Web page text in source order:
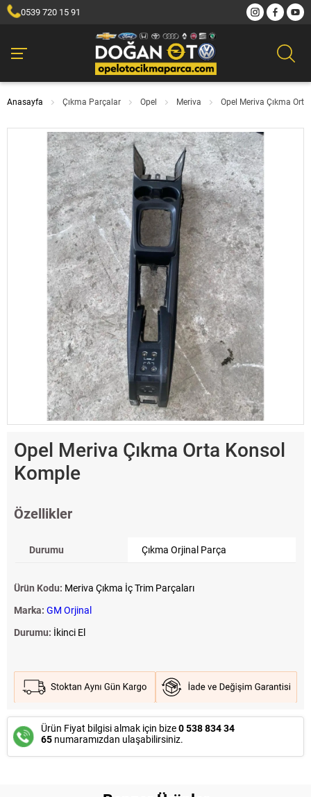
0539 720 15 91
Anasayfa Çıkma Parçalar Opel Meriva Opel Meriva Çıkma
Opel Meriva Çıkma Orta Konsol
Komple
Özellikler
Durumu Çıkma Orjinal Parça
Ürün Kodu: Meriva Çıkma İç Trim Parçaları
Marka: GM Orjinal
Durumu: İkinci El
Ürün Fiyat bilgisi almak için bize0 538 834 34
65 numaramızdan ulaşabilirsiniz.